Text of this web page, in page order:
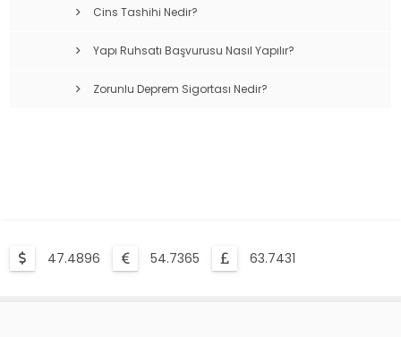
Cins Tashihi Nedir?
Yapı Ruhsatı Başvurusu Nasıl Yapılır?
Zorunlu Deprem Sigortası Nedir?
47.4896 54.7365 63.7431